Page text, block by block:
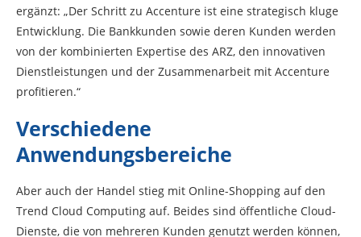
ergänzt: „Der Schritt zu Accenture ist eine strategisch kluge
Entwicklung. Die Bankkunden sowie deren Kunden werden
von der kombinierten Expertise des ARZ, den innovativen
Dienstleistungen und der Zusammenarbeit mit Accenture
profitieren.“
Verschiedene
Anwendungsbereiche
Aber auch der Handel stieg mit Online-Shopping auf den
Trend Cloud Computing auf. Beides sind öffentliche Cloud-
Dienste, die von mehreren Kunden genutzt werden können,